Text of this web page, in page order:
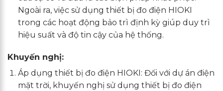
Ngoài ra, việc sử dụng thiết bị đo điện HIOKI
trong các hoạt động bảo trì định kỳ giúp duy trì
hiệu suất và độ tin cậy của hệ thống.
Khuyến nghị:
Áp dụng thiết bị đo điện HIOKI: Đối với dự án điện
mặt trời, khuyến nghị sử dụng thiết bị đo điện